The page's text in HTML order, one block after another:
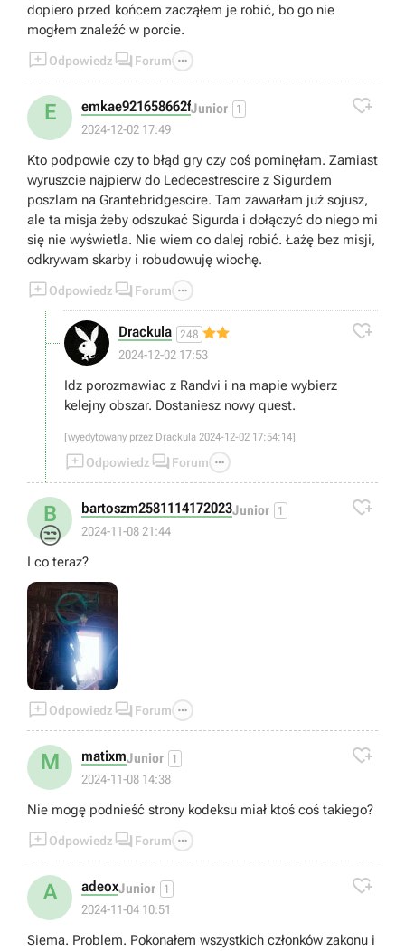
dopiero przed końcem zacząłem je robić, bo go nie
mogłem znaleźć w porcie.
Odpowiedz  Forum 
E emkae921658662fJunior 1
2024-12-02 17:49

Kto podpowie czy to błąd gry czy coś pominęłam. Zamiast
wyruszcie najpierw do Ledecestrescire z Sigurdem
poszlam na Grantebridgescire. Tam zawarłam już sojusz,
ale ta misja żeby odszukać Sigurda i dołączyć do niego mi
się nie wyświetla. Nie wiem co dalej robić. Łażę bez misji,
odkrywam skarby i robudowuję wiochę.
Odpowiedz  Forum 
Drackula 248
2024-12-02 17:53

Idz porozmawiac z Randvi i na mapie wybierz
kelejny obszar. Dostaniesz nowy quest.
[wyedytowany przez Drackula 2024-12-02 17:54:14]
Odpowiedz  Forum 
B
😒
bartoszm2581114172023Junior 1
2024-11-08 21:44

I co teraz?
Odpowiedz  Forum 
M matixmJunior 1
2024-11-08 14:38

Nie mogę podnieść strony kodeksu miał ktoś coś takiego?
Odpowiedz  Forum 
A adeoxJunior 1
2024-11-04 10:51

Siema. Problem. Pokonałem wszystkich członków zakonu i